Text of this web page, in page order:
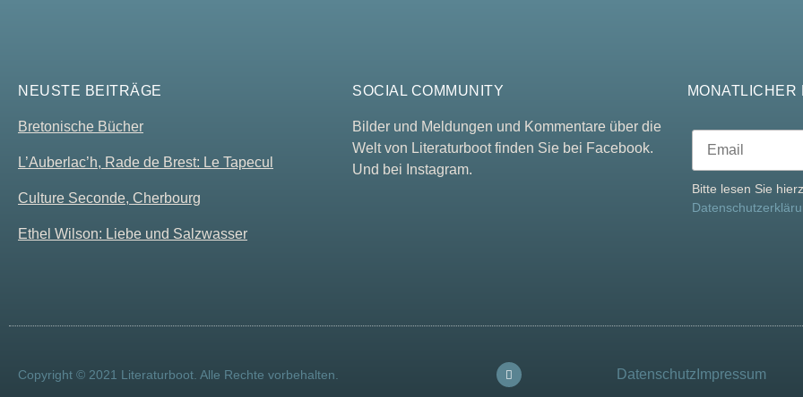
NEUSTE BEITRÄGE
Bretonische Bücher
L’Auberlac’h, Rade de Brest: Le Tapecul
Culture Seconde, Cherbourg
Ethel Wilson: Liebe und Salzwasser
SOCIAL COMMUNITY
Bilder und Meldungen und Kommentare über die
Welt von Literaturboot finden Sie bei Facebook.
Und bei Instagram.
MONATLICHER
Bitte lesen Sie
Copyright © 2021 Literaturboot. Alle Rechte vorbehalten. Datenschutz Impressum